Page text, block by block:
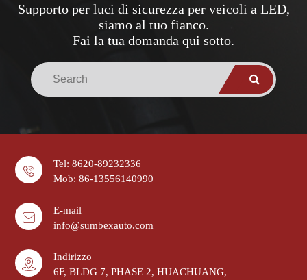
Supporto per luci di sicurezza per veicoli a LED,
siamo al tuo fianco.
Fai la tua domanda qui sotto.
Tel: 8620-89232336
Mob: 86-13556140990
E-mail
info@sumbexauto.com
Indirizzo
6F, BLDG 7, PHASE 2, HUACHUANG,